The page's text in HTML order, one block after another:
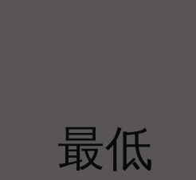
最低